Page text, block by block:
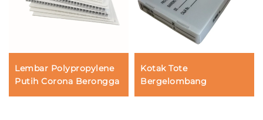
Lembar Polypropylene
Putih Corona Berongga
Kotak Tote
Bergelombang